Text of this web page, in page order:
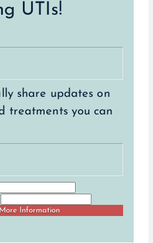
UTIs!
share updates on
treatments you can